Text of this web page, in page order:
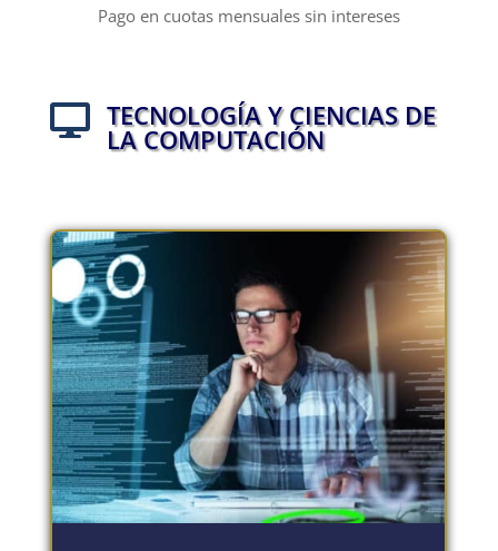
Pago en cuotas mensuales sin intereses
 TECNOLOGÍA Y CIENCIAS DE
LA COMPUTACIÓN